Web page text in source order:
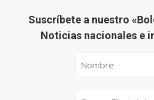
Suscríbete a nuestro
Noticias nacionales e